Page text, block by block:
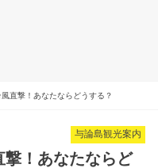
直撃！あなたならどうする？
与論島観光案内
撃！あなたならど